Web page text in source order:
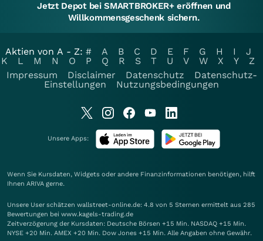
Jetzt Depot bei SMARTBROKER+ eröffnen und
Willkommensgeschenk sichern.
Aktien von A - Z: # A B C D E F G H I
J
K
L M N O P Q R S T U V W X Y
Z
Impressum
Disclaimer Datenschutz
Datenschutz-
Einstellungen
Nutzungsbedingungen
Unsere Apps:
Wenn Sie Kursdaten, Widgets oder andere Finanzinformationen benötigen, hilft
Ihnen ARIVA gerne.
Unsere User schätzen wallstreet-online.de: 4.8 von 5 Sternen ermittelt aus 285
Bewertungen bei www.kagels-trading.de
Zeitverzögerung der Kursdaten: Deutsche Börsen +15 Min. NASDAQ +15 Min.
NYSE +20 Min. AMEX +20 Min. Dow Jones +15 Min. Alle Angaben ohne Gewähr.